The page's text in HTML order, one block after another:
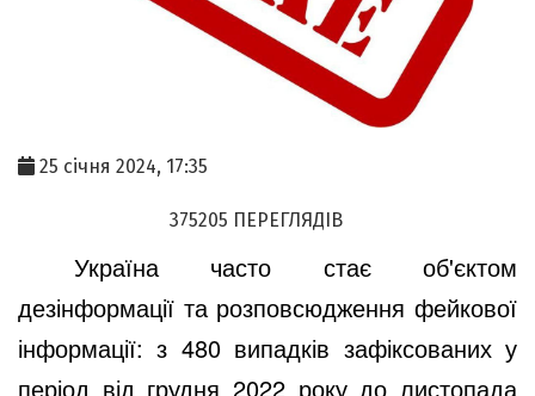
25 січня 2024, 17:35
375205 ПЕРЕГЛЯДІВ
Україна часто стає об'єктом
дезінформації та розповсюдження фейкової
інформації: з 480 випадків зафіксованих у
період від грудня 2022 року до листопада